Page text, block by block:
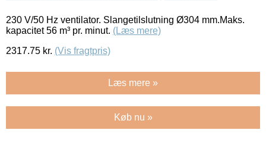
230 V/50 Hz ventilator. Slangetilslutning Ø304 mm.Maks.
kapacitet 56 m³ pr. minut. (Læs mere)
2317.75 kr. (Vis fragtpris)
Læs mere »
Køb nu »